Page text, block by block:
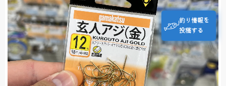
釣り情報を
投稿する